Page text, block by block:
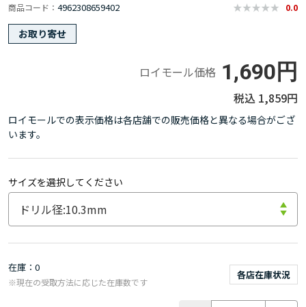
商品コード 4962308659402 0.0
お取り寄せ
ロイモール価格 1,690円
1,859円
ロイモールでの表示価格は各店舗での販売価格と異なる場合がござ
います。
サイズを選択してください
在庫 0
各店在庫状況
※現在の受取方法に応じた在庫数です